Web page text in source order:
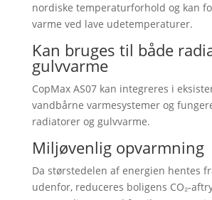
nordiske temperaturforhold og kan
varme ved lave udetemperaturer.
Kan bruges til både
gulvvarme
CopMax AS07 kan integreres i
vandbårne varmesystemer og
radiatorer og gulvvarme.
Miljøvenlig opvarmning
Da størstedelen af energien hentes
udenfor, reduceres boligens CO₂-